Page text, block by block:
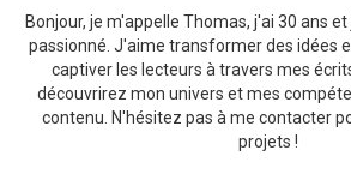
Bonjour, je m'appelle Thomas, j'ai 30 ans
passionné. J'aime transformer des idées
captiver les lecteurs à travers mes
découvrirez mon univers et mes
contenu. N'hésitez pas à me contacter
projets !